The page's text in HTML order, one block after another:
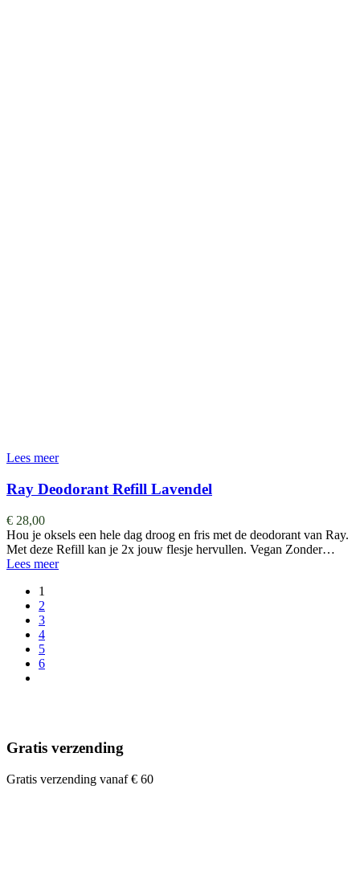
Lees meer
Ray Deodorant Refill Lavendel
€ 28,00
Hou je oksels een hele dag droog en fris met de deodorant van Ray.
Met deze Refill kan je 2x jouw flesje hervullen. Vegan Zonder…
Lees meer
1
2
3
4
5
6
Gratis verzending
Gratis verzending vanaf € 60